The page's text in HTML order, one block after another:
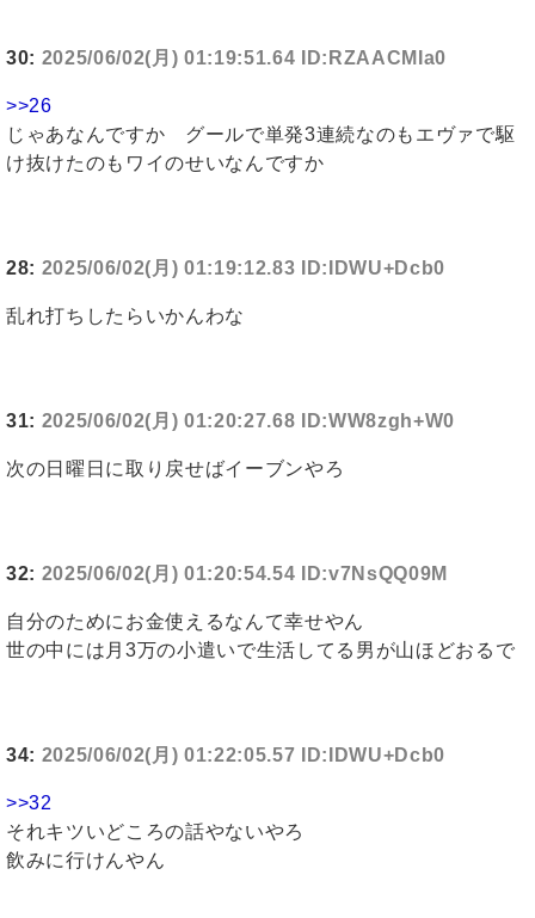
30: 2025/06/02(月) 01:19:51.64 ID:RZAACMIa0
>>26
じゃあなんですか グールで単発3連続なのもエヴァで駆
け抜けたのもワイのせいなんですか
28: 2025/06/02(月) 01:19:12.83 ID:IDWU+Dcb0
乱れ打ちしたらいかんわな
31: 2025/06/02(月) 01:20:27.68 ID:WW8zgh+W0
次の日曜日に取り戻せばイーブンやろ
32: 2025/06/02(月) 01:20:54.54 ID:v7NsQQ09M
自分のためにお金使えるなんて幸せやん
世の中には月3万の小遣いで生活してる男が山ほどおるで
34: 2025/06/02(月) 01:22:05.57 ID:IDWU+Dcb0
>>32
それキツいどころの話やないやろ
飲みに行けんやん